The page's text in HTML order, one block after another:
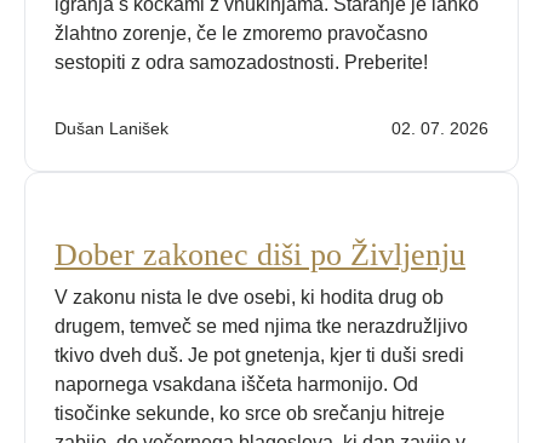
žlahtno zorenje, če le zmoremo pravočasno
sestopiti z odra samozadostnosti. Preberite!
Dušan Lanišek 02. 07. 2026
Dober zakonec diši po Življenju
V zakonu nista le dve osebi, ki hodita drug ob
drugem, temveč se med njima tke nerazdružljivo
tkivo dveh duš. Je pot gnetenja, kjer ti duši sredi
napornega vsakdana iščeta harmonijo. Od
tisočinke sekunde, ko srce ob srečanju hitreje